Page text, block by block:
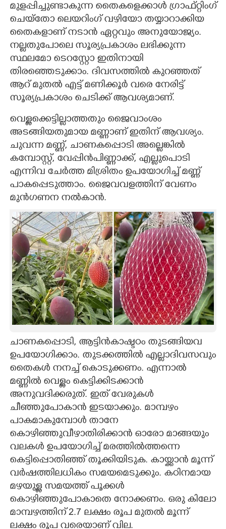
മുളപ്പിച്ചുണ്ടാകുന്ന തെെകളെക്കാൾ ഗ്രാഫ്റ്റിംഗ്
ചെയ്തോ ലെയറിംഗ് വഴിയോ തയ്യാറാക്കിയ
തെെകളാണ് നടാൻ ഏറ്റവും അനുയോജ്യം.
നല്ലതുപോലെ സൂര്യപ്രകാശം ലഭിക്കുന്ന
സ്ഥലമോ ടെറസ്റ്റോ ഇതിനായി
തിരഞ്ഞെടുക്കാം. ദിവസത്തിൽ കുറഞ്ഞത്
ആറ് മുതൽ എട്ട് മണിക്കൂർ വരെ നേരിട്ട്
സൂര്യപ്രകാശം ചെടിക്ക് ആവശ്യമാണ്.
വെള്ളക്കെട്ടില്ലാത്തതും ജെെവാംശം
അടങ്ങിയതുമായ മണ്ണാണ് ഇതിന് ആവശ്യം.
ചുവന്ന മണ്ണ്, ചാണകപ്പൊടി അല്ലെങ്കിൽ
കമ്പോസ്റ്റ്, വേപ്പിൻപിണ്ണാക്ക്, എല്ലുപൊടി
എന്നിവ ചേ‌ർത്ത മിശ്രിതം ഉപയോഗിച്ച് മണ്ണ്
പാകപ്പെടുത്താം. ജെെവവളത്തിന് വേണം
മുൻഗണന നൽകാൻ.
ചാണകപ്പൊടി, ആട്ടിൻകാഷ്ടഠം തുടങ്ങിയവ
ഉപയോഗിക്കാം. തുടക്കത്തിൽ എല്ലാദിവസവും
തെെകൾ നനച്ച് കൊടുക്കണം. എന്നാൽ
മണ്ണിൽ വെള്ളം കെട്ടിക്കിടക്കാൻ
അനുവദിക്കരുത്. ഇത് വേരുകൾ
ചീഞ്ഞുപോകാൻ ഇടയാക്കും. മാമ്പഴം
പാകമാകുമ്പോൾ താനേ
കൊഴിഞ്ഞുവീഴാതിരിക്കാൻ ഓരോ മാങ്ങയും
വലകൾ ഉപയോഗിച്ച് മരത്തിൽത്തന്നെ
കെട്ടിപ്പൊതിഞ്ഞ് തൂക്കിയിടുക. കായ്ക്കാൻ മൂന്ന്
വർഷത്തിലധികം സമയമെടുക്കും. കഠിനമായ
മഴയുള്ള സമയത്ത് പൂക്കൾ
കൊഴിഞ്ഞുപോകാതെ നോക്കണം. ഒരു കിലോ
മാമ്പഴത്തിന് 2.7 ലക്ഷം രൂപ മുതൽ മൂന്ന്